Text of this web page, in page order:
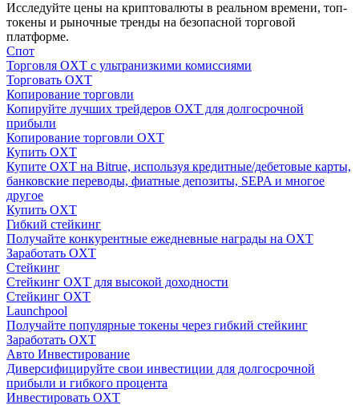
Гид
Руководство для начинающих по фьючерсам
Торговые стратегии
Узнайте, как оставаться прибыльным
Исследуйте цены на криптовалюты в реальном времени, топ-
токены и рыночные тренды на безопасной торговой
платформе.
Спот
Торговля OXT с ультранизкими комиссиями
Торговать OXT
Копирование торговли
Копируйте лучших трейдеров OXT для долгосрочной
прибыли
Копирование торговли OXT
Купить OXT
Купите OXT на Bitrue, используя кредитные/дебетовые карты,
банковские переводы, фиатные депозиты, SEPA и многое
другое
Купить OXT
Гибкий стейкинг
Получайте конкурентные ежедневные награды на OXT
Заработать OXT
Стейкинг
Стейкинг OXT для высокой доходности
Стейкинг OXT
Launchpool
Получайте популярные токены через гибкий стейкинг
Заработать OXT
Авто Инвестирование
Диверсифицируйте свои инвестиции для долгосрочной
прибыли и гибкого процента
Инвестировать OXT